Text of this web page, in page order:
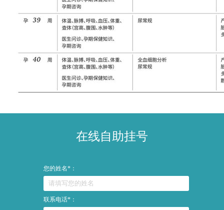
在线自助挂号
您的姓名*：
联系电话*：